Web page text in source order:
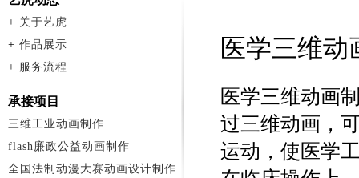
医学三维动
医学三维动画
过三维动画，
运动，使医学
+ 关于艺虎
+ 作品展示
+ 服务流程
承接项目
三维工业动画制作
flash廉政公益动画制作
全国法制动漫大赛动画设计制作